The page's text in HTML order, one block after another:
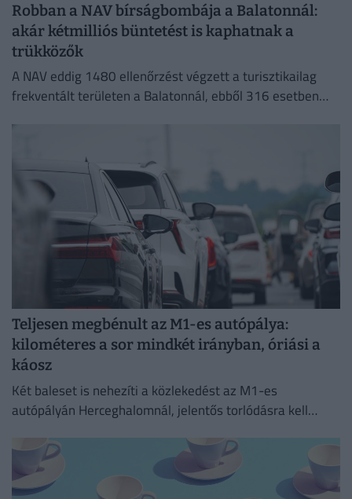
Robban a NAV bírságbombája a Balatonnál:
akár kétmilliós büntetést is kaphatnak a
trükközők
A NAV eddig 1480 ellenőrzést végzett a turisztikailag
frekventált területen a Balatonnál, ebből 316 esetben
Teljesen megbénult az M1-es autópálya:
kilométeres a sor mindkét irányban, óriási a
káosz
Két baleset is nehezíti a közlekedést az M1-es
autópályán Herceghalomnál, jelentős torlódásra kell